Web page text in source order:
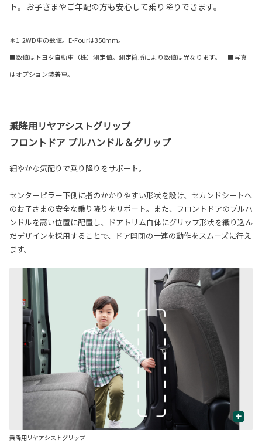
ト。お子さまやご年配の方も安心して乗り降りできます。
＊1. 2WD車の数値。E-Fourは350mm。
■数値はトヨタ自動車（株）測定値。測定箇所により数値は異なります。 ■写真
はオプション装着車。
乗降用リヤアシストグリップ
フロントドア プルハンドル＆グリップ
細やかな気配りで乗り降りをサポート。
センターピラー下側に指のかかりやすい形状を設け、セカンドシートへ
のお子さまの安全な乗り降りをサポート。また、フロントドアのプルハ
ンドルを高い位置に配置し、ドアトリム自体にグリップ形状を織り込ん
だデザインを採用することで、ドア開閉の一連の動作をスムーズに行え
ます。
+
乗降用リヤアシストグリップ